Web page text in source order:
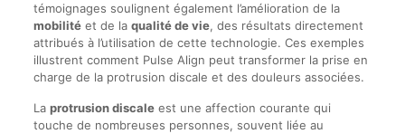
témoignages soulignent également l’amélioration de la
mobilitéet de la qualité de vie, des résultats directement
attribués à l’utilisation de cette technologie. Ces exemples
illustrent comment Pulse Align peut transformer la prise en
charge de la protrusion discale et des douleurs associées.
La protrusion discaleest une affection courante qui
touche de nombreuses personnes, souvent liée au